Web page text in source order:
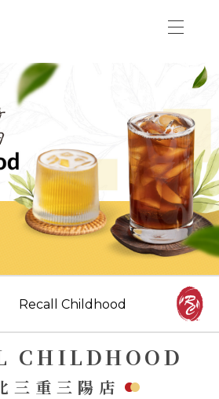
Recall Childhood
CHILDHOOD
三重三陽店